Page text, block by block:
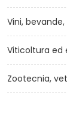
Vini,
Viticoltura ed
Zootecnia,